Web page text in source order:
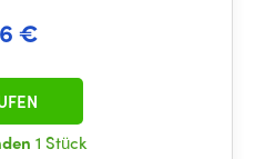
€
1 Stück